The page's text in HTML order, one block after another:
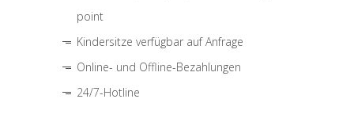
point
Kindersitze verfügbar auf Anfrage
Online- und Offline-Bezahlungen
24/7-Hotline